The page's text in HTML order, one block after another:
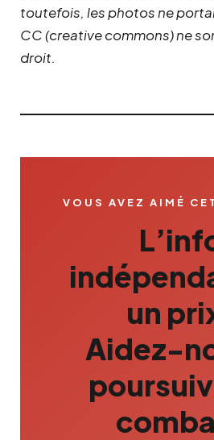
toutefois, les photos ne
CC (creative commons) ne
droit.
VOUS AVEZ AIMÉ
un
Aidez-